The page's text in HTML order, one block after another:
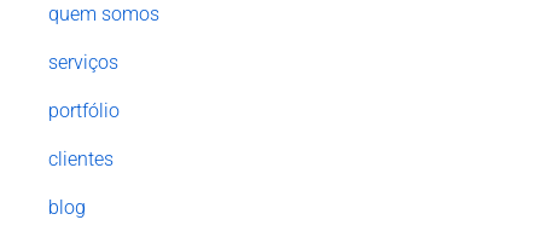
quem somos
serviços
portfólio
clientes
blog